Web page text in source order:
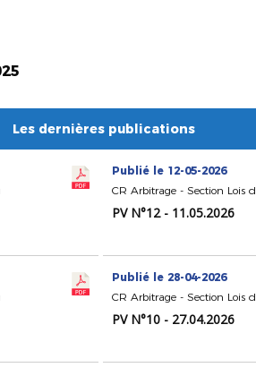
Les dernières publications
Publié le 12-05-2026
CR Arbitrage - Section Lois
PV N°12 - 11.05.2026
Publié le 28-04-2026
CR Arbitrage - Section Lois
PV N°10 - 27.04.2026